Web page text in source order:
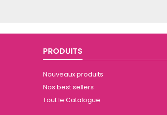
PRODUITS
Nouveaux produits
Nos best sellers
Tout le Catalogue